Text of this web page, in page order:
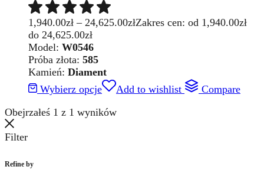
1,940.00zł – 24,625.00złZakres cen: od 1,940.00zł
do 24,625.00zł
Model: W0546
Próba złota: 585
Kamień: Diament
Wybierz opcje
Add to wishlist
Compare
Obejrzałeś 1 z 1 wyników
Filter
Refine by